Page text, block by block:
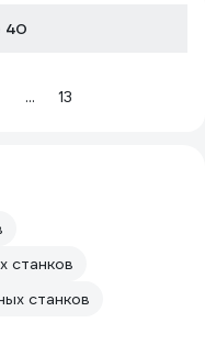
40
... 13
станков
станков